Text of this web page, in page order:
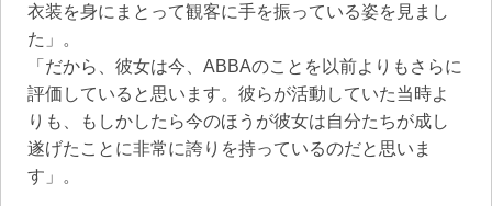
衣装を身にまとって観客に手を振っている姿を見まし
た」。
「だから、彼女は今、ABBAのことを以前よりもさらに
評価していると思います。彼らが活動していた当時よ
りも、もしかしたら今のほうが彼女は自分たちが成し
遂げたことに非常に誇りを持っているのだと思いま
す」。